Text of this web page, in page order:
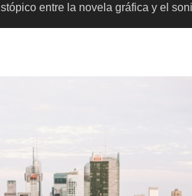
novela gráfica y el sonido conceptual